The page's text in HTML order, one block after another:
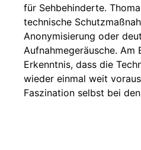
für Sehbehinderte.
technische
Anonymisierung oder
Aufnahmegeräusche. Am
Erkenntnis, dass die
wieder einmal weit
Faszination selbst bei